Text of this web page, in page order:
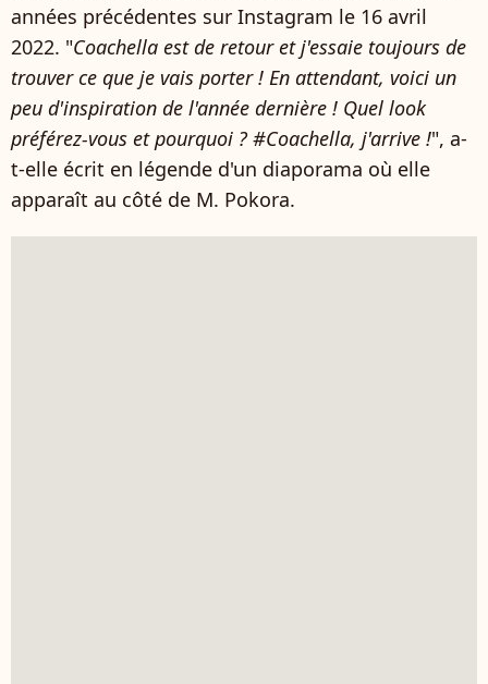
années précédentes sur Instagram le 16 avril
2022. "Coachella est de retour et j'essaie toujours de
trouver ce que je vais porter ! En attendant, voici un
peu d'inspiration de l'année dernière ! Quel look
préférez-vous et pourquoi ? #Coachella, j'arrive !", a-
t-elle écrit en légende d'un diaporama où elle
apparaît au côté de M. Pokora.